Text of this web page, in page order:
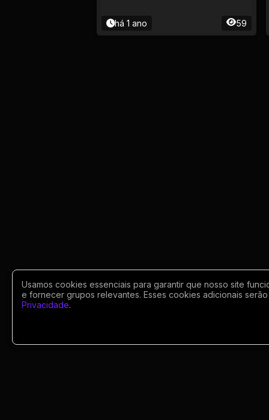
há 1 ano 59
Usamos cookies essenciais para garantir que nosso site
e fornecer grupos relevantes. Esses cookies adicionais
Privacidade.